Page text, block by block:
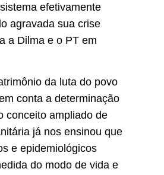
efetivamente
agravada sua crise
a Dilma e o PT em
da luta do povo
conta a determinação
conceito ampliado de
já nos ensinou que
e epidemiológicos
do modo de vida e